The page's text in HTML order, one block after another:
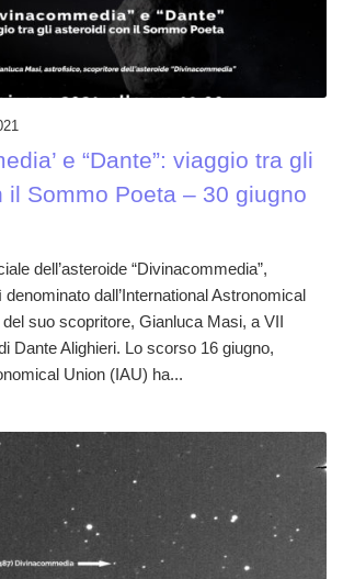
e “Dante”: viaggio tra gli
il Sommo Poeta – 30 giugno
dell’asteroide “Divinacommedia”,
dall’International Astronomical
suo scopritore, Gianluca Masi, a VII
Dante Alighieri. Lo scorso 16 giugno,
Union (IAU) ha...